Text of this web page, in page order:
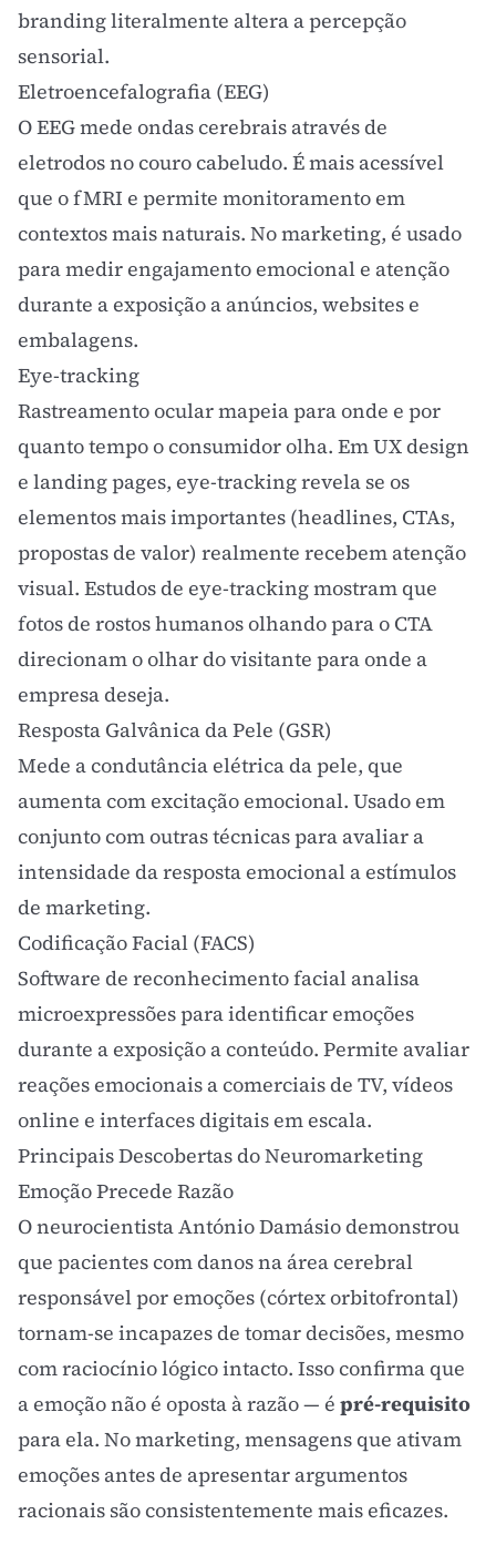
brandingliteralmente altera a percepção
sensorial.
Eletroencefalografia (EEG)
O EEG mede ondas cerebrais através de
eletrodos no couro cabeludo. É mais acessível
que o fMRI e permite monitoramento em
contextos mais naturais. No marketing, é usado
para medirengajamentoemocional e atenção
durante a exposição a anúncios, websites e
embalagens.
Eye-tracking
Rastreamento ocular mapeia para onde e por
quanto tempo o consumidor olha. EmUX design
e landing pages, eye-tracking revela se os
elementos mais importantes (headlines, CTAs,
propostas de valor) realmente recebem atenção
visual. Estudos de eye-tracking mostram que
fotos de rostos humanos olhando para o CTA
direcionam o olhar do visitante para onde a
empresa deseja.
Resposta Galvânica da Pele (GSR)
Mede a condutância elétrica da pele, que
aumenta com excitação emocional. Usado em
conjunto com outras técnicas para avaliar a
intensidade da resposta emocional a estímulos
de marketing.
Codificação Facial (FACS)
Software de reconhecimento facial analisa
microexpressões para identificar emoções
durante a exposição a conteúdo. Permite avaliar
reações emocionais a comerciais de TV, vídeos
online e interfaces digitais em escala.
Principais Descobertas do Neuromarketing
Emoção Precede Razão
O neurocientista António Damásio demonstrou
que pacientes com danos na área cerebral
responsável por emoções (córtex orbitofrontal)
tornam-se incapazes de tomar decisões, mesmo
com raciocínio lógico intacto. Isso confirma que
a emoção não é oposta à razão — é pré-requisito
para ela. No marketing, mensagens que ativam
emoções antes de apresentar argumentos
racionais são consistentemente mais eficazes.